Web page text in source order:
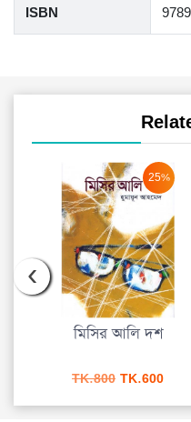
ISBN
25%
মিসির আলি দশ
TK.800 Original
was:
TK.600
is:
‹